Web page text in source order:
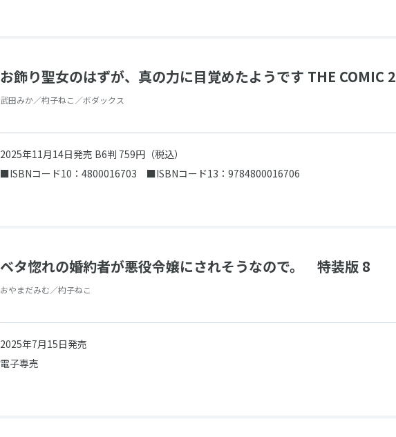
お飾り聖女のはずが、真の力に目覚めたようです THE COMIC 2
武田みか／杓子ねこ／ボダックス
2025年11月14日発売 B6判 759円（税込）
■ISBNコード10：4800016703 ■ISBNコード13：9784800016706
ベタ惚れの婚約者が悪役令嬢にされそうなので。 特装版 8
おやまだみむ／杓子ねこ
2025年7月15日発売
電子専売